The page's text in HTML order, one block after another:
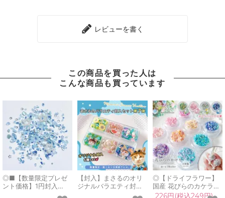
レビューを書く
この商品を買った人は
こんな商品も買っています
◎■【数量限定プレゼ
ント価格】1円封入
GreenOceanオリジナ
【封入】まさるのオリ
ジナルバラエティ封入6
種セット 第7弾 保護猫
◎【ドライフラワー】
国産 花びらのカケラ
MIX プリザーブドフラ
226円(税込249円)